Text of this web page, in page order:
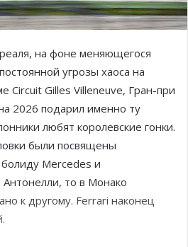
на фоне меняющегося
угрозы хаоса на
Circuit Gilles Villeneuve, Гран-при
2026 подарил именно ту
любят королевские гонки.
были посвящены
Mercedes и
то в Монако
к другому. Ferrari наконец